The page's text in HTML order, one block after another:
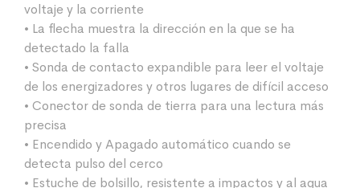
voltaje y la corriente
• La flecha muestra la dirección en la que se ha
detectado la falla
• Sonda de contacto expandible para leer el voltaje
de los energizadores y otros lugares de difícil acceso
• Conector de sonda de tierra para una lectura más
precisa
• Encendido y Apagado automático cuando se
detecta pulso del cerco
• Estuche de bolsillo, resistente a impactos y al agua